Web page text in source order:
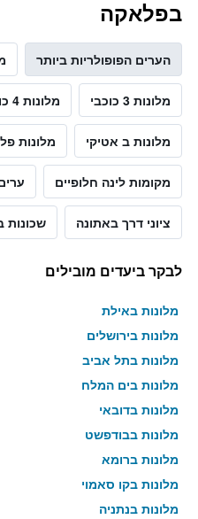
בפלאקה
הערים הפופולריות ביותר
מלונות 3 כוכבי מלונות 4 כוכבי
מלונות ב אטיקי מלונות
מקומות לינה חלופיים
ציוני דרך באתונה שכונות
לבקר ביעדים מובילים
מלונות באילת
מלונות בירושלים
מלונות בתל אביב
מלונות בים המלח
מלונות בדובאי
מלונות בבודפשט
מלונות ברומא
מלונות בקו סאמוי
מלונות בנתניה